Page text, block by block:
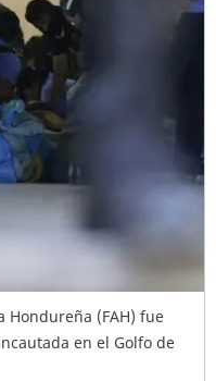
Hondureña (FAH) fue
en el Golfo de